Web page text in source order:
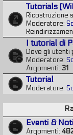
Tutorials
Ricostruzione
Moderatore:
I tutorial di
Dove gli utenti
Moderatore:
Argomenti: 31
Tutorial
Moderatore:
Eventi &
Argomenti: